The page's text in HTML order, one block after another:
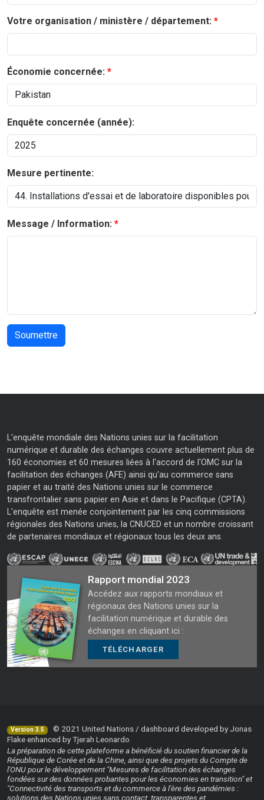
Votre organisation / ministère / département:
Économie concernée:
Enquête concernée (année):
Mesure pertinente:
Message / Information:
L'enquête mondiale des Nations unies sur la facilitation
numérique et durable des échanges couvre actuellement plus de
160 économies et 60 mesures liées à l'accord de l'OMC sur la
facilitation des échanges (AFE) ainsi qu'au commerce sans
papier et au traité des Nations unies sur le commerce
transfrontalier sans papier en Asie et dans le Pacifique (CPTA).
L'enquête est menée conjointement par les cinq commissions
régionales des Nations unies, la CNUCED et un nombre croissant
de partenaires mondiaux et régionaux tous les deux ans.
Rapport mondial 2023
Accédez aux rapports mondiaux et
régionaux des Nations unies sur la
facilitation numérique et durable des
échanges en cliquant ici :
TÉLÉCHARGER
Version 3.5
© 2021 United Nations / dashboard developed by Jonas
Flake enhanced by Tjerah Leonardo
La préparation de cette plateforme a bénéficié du soutien financier de la
République de Corée et de la Chine, ainsi que des projets du Compte de
l'ONU pour le développement "Mesures de facilitation des échanges
fondées sur des données probantes pour les économies en transition" et
"Connectivité des transports et du commerce à l'ère des pandémies :
solutions des Nations unies sans contact, transparentes et